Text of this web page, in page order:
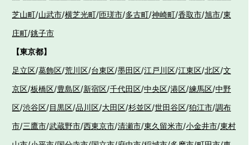
芝山町/山武市/横芝光町/匝瑳市/多古町/神崎町/香取市/旭市/東
庄町/銚子市
【東京都】
足立区/葛飾区/荒川区/台東区/墨田区/江戸川区/江東区/北区/文
京区/板橋区/豊島区/新宿区/千代田区/中央区/港区/練馬区/中野
区/渋谷区/目黒区/品川区/大田区/杉並区/世田谷区/狛江市/調布
市/三鷹市/武蔵野市/西東京市/清瀬市/東久留米市/小金井市/東村